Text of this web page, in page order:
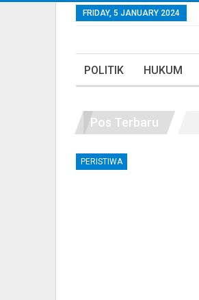
FRIDAY, 5 JANUARY 2024
POLITIK HUKUM
Pos Terbaru
PERISTIWA